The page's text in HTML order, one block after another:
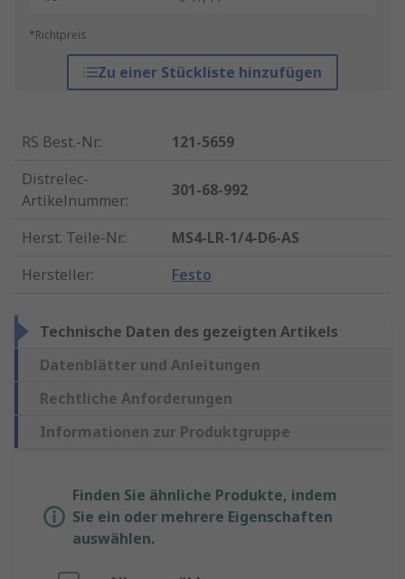
*Richtpreis
Zu einer Stückliste hinzufügen
RS Best.-Nr.:
121-5659
Distrelec-
Artikelnummer:
301-68-992
Herst. Teile-Nr.:
MS4-LR-1/4-D6-AS
Hersteller: Festo
Technische Daten des gezeigten Artikels
Datenblätter und Anleitungen
Rechtliche Anforderungen
Informationen zur Produktgruppe
Finden Sie ähnliche Produkte, indem
Sie ein oder mehrere Eigenschaften
auswählen.